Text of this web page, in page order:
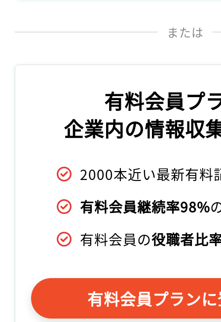
または
有料会員プ
企業内の情報収
2000本近い最新有料
有料会員継続率98%
有料会員の役職者比
有料会員プラン